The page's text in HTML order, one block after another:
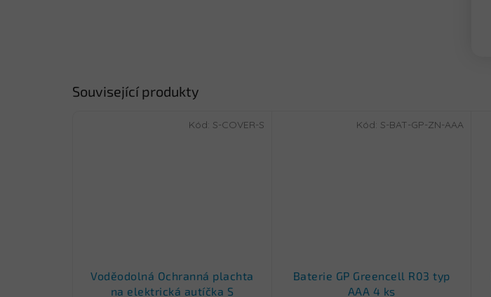
Související produkty
Voděodolná Ochranná plachta
na elektrická autíčka S
Kód: S-COVER-S
Baterie GP Greencell R03 typ
AAA 4 ks
Kód: S-BAT-GP-ZN-AAA